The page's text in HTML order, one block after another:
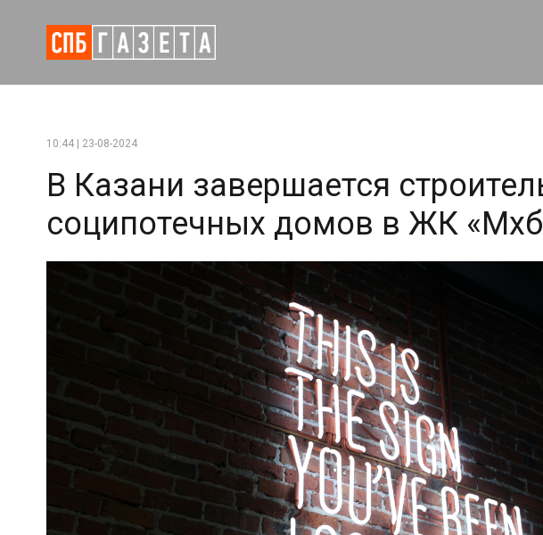
10:44 | 23-08-2024
В Казани завершается
соципотечных домов в ЖК